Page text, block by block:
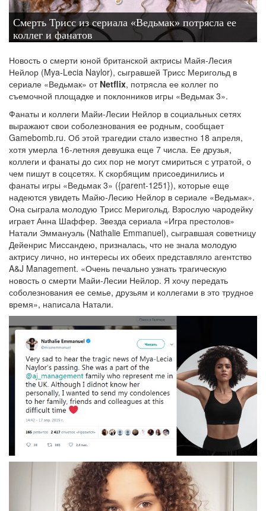
Смерть Трисс из сериала «Ведьмак» потрясла ее
коллег и фанатов
Новость о смерти юной британской актрисы Майя-Лесия
Нейлор (Mya-Lecia Naylor), сыгравшей Трисс Меригольд в
сериале «Ведьмак» от Netflix, потрясла ее коллег по
съемочной площадке и поклонников игры «Ведьмак 3».
Фанаты и коллеги Майи-Лесии Нейлор в социальных сетях
выражают свои соболезнования ее родным, сообщает
Gamebomb.ru. Об этой трагедии стало известно 18 апреля,
хотя умерла 16-летняя девушка еще 7 числа. Ее друзья,
коллеги и фанаты до сих пор не могут смириться с утратой, о
чем пишут в соцсетях. К скорбящим присоединились и
фанаты игры «Ведьмак 3» ({parent-1251}), которые еще
надеются увидеть Майю-Лесию Нейлор в сериале «Ведьмак».
Она сыграла молодую Трисс Меригольд. Взрослую чародейку
играет Анна Шаффер. Звезда сериала «Игра престолов»
Натали Эммануэль (Nathalie Emmanuel), сыгравшая советницу
Дейенрис Миссандею, призналась, что не знала молодую
актрису лично, но интересы их обеих представляло агентство
A&J Management. «Очень печально узнать трагическую
новость о смерти Майи-Лесии Нейлор. Я хочу передать
соболезнования ее семье, друзьям и коллегами в это трудное
время», написала Натали.